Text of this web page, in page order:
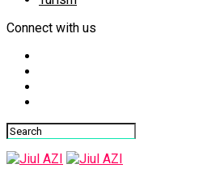
Connect with us